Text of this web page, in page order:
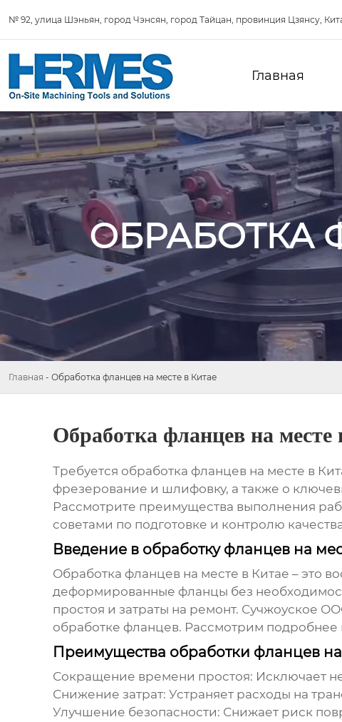
№ 92, улица Шэньян, город Чэнсян, город Тайцан, провинция Цзянсу,
Главная
ОБРАБОТКА
Главная - Обработка фланцев на месте в Китае
Обработка фланцев на месте
Требуется обработка фланцев на месте в
фрезерование и шлифовку, а также о
Рассмотрите преимущества выполнения
советами по подготовке и контролю
Введение в обработку фланцев на
Обработка фланцев на месте в Китае – это
деформированные фланцы без
простоя и затраты на ремонт. Сучжоуское
обработке фланцев. Рассмотрим
Преимущества обработки фланцев
Сокращение времени простоя: Исключает
Снижение затрат: Устраняет расходы на
Улучшение безопасности: Снижает риск